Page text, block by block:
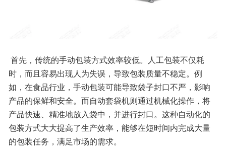
时，而且容易出现人为失误，导致包装质量不稳定。例
如，在食品行业，手动包装可能导致袋子封口不严，影响
产品的保鲜和安全。而自动套袋机则通过机械化操作，将
产品快速、精准地放入袋中，并进行封口。这种自动化的
包装方式大大提高了生产效率，能够在短时间内完成大量
的包装任务，满足市场的需求。